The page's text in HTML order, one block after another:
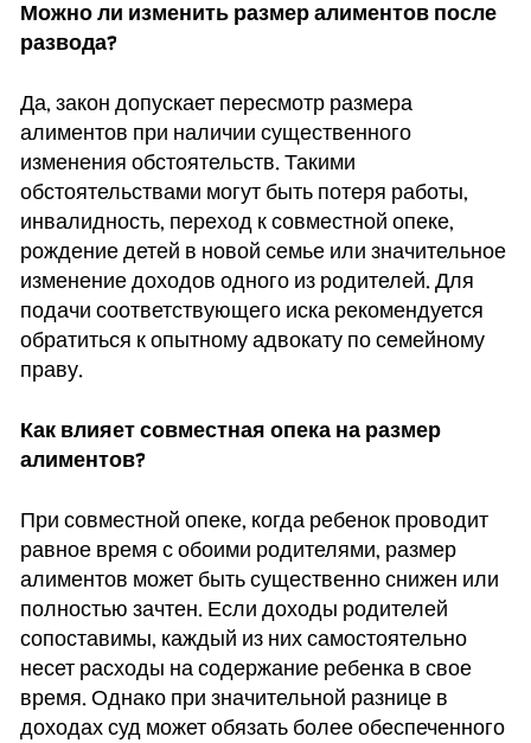
Можно ли изменить размер алиментов после
развода?
Да, закон допускает пересмотр размера
алиментов при наличии существенного
изменения обстоятельств. Такими
обстоятельствами могут быть потеря работы,
инвалидность, переход к совместной опеке,
рождение детей в новой семье или значительное
изменение доходов одного из родителей. Для
подачи соответствующего иска рекомендуется
обратиться к опытному адвокату по семейному
праву.
Как влияет совместная опека на размер
алиментов?
При совместной опеке, когда ребенок проводит
равное время с обоими родителями, размер
алиментов может быть существенно снижен или
полностью зачтен. Если доходы родителей
сопоставимы, каждый из них самостоятельно
несет расходы на содержание ребенка в свое
время. Однако при значительной разнице в
доходах суд может обязать более обеспеченного